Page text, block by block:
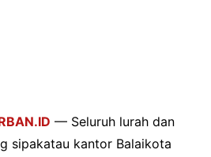
— Seluruh lurah dan
sipakatau kantor Balaikota